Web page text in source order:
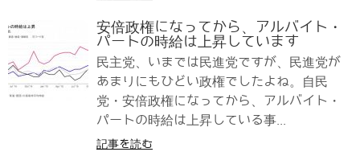
安倍政権になってから、アルバイト・
パートの時給は上昇しています
民主党、いまでは民進党ですが、民進党が
あまりにもひどい政権でしたよね。自民
党・安倍政権になってから、アルバイト・
パートの時給は上昇している事...
記事を読む